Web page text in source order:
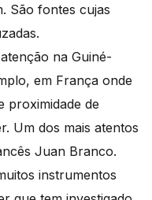
São fontes cujas
na Guiné-
em França onde
proximidade de
Um dos mais atentos
Juan Branco.
instrumentos